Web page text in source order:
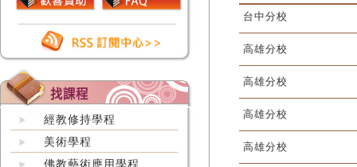
經教修持學程
美術學程
佛教藝術應用學程
台中分校
高雄分校
高雄分校
高雄分校
高雄分校